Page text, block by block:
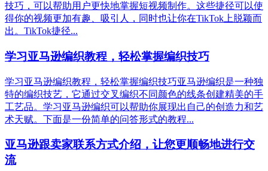
技巧，可以帮助用户更快地掌握短视频制作。这些捷径可以使
得你的视频更加有趣、吸引人，同时也让你在TikTok上脱颖而
出。TikTok捷径...
学习亚马逊编织教程，轻松掌握编织技巧
学习亚马逊编织教程，轻松掌握编织技巧亚马逊编织是一种独
特的编织技艺，它通过交叉编织不同颜色的线条创建精美的手
工艺品。学习亚马逊编织可以帮助你展现出自己的创造力和艺
术天赋。下面是一份简单的问答形式的教程...
亚马逊跟卖家联系方式介绍，让您更顺畅地进行交
流